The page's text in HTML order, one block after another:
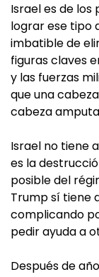
Israel es de
lograr ese tipo
imbatible de
figuras claves
y las fuerzas
que una
cabeza
Israel no tiene
es la
posible del
Trump sí tiene
complicando
pedir ayuda a
Después de